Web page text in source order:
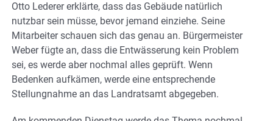
Otto Lederer erklärte, dass das Gebäude natürlich
nutzbar sein müsse, bevor jemand einziehe. Seine
Mitarbeiter schauen sich das genau an. Bürgermeister
Weber fügte an, dass die Entwässerung kein Problem
sei, es werde aber nochmal alles geprüft. Wenn
Bedenken aufkämen, werde eine entsprechende
Stellungnahme an das Landratsamt abgegeben.